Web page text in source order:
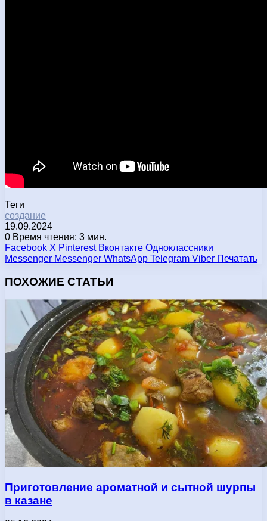
Теги
создание
19.09.2024
0 Время чтения: 3 мин.
Facebook X Pinterest Вконтакте Одноклассники
Messenger Messenger WhatsApp Telegram Viber Печатать
ПОХОЖИЕ СТАТЬИ
Приготовление ароматной и сытной шурпы
в казане